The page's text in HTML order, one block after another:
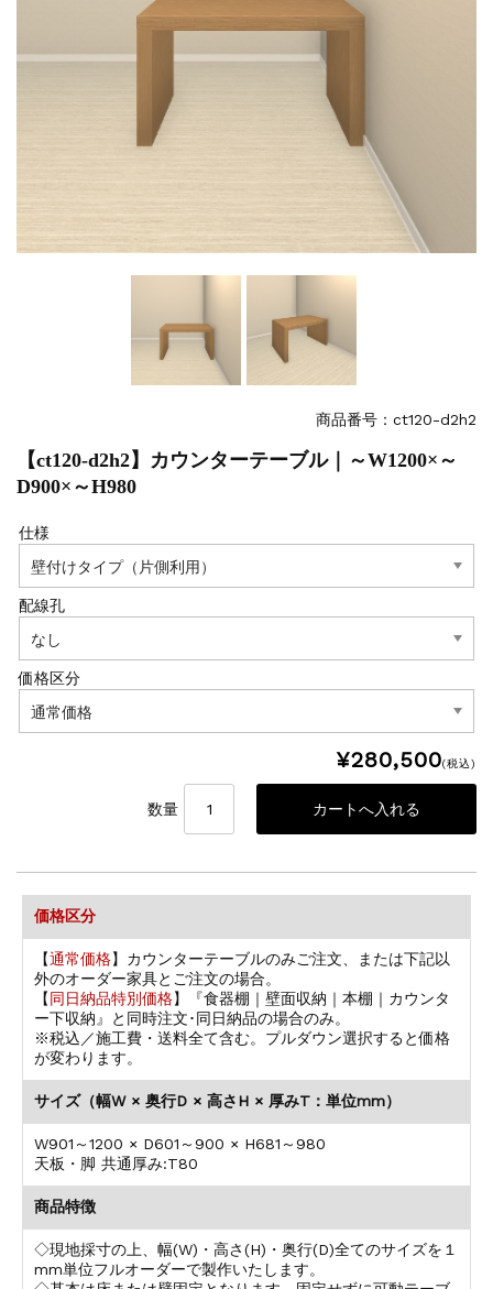
商品番号：ct120-d2h2
【ct120-d2h2】カウンターテーブル｜～W1200×～
D900×～H980
仕様
配線孔
価格区分
¥280,500(税込)
数量
価格区分
【通常価格】カウンターテーブルのみご注文、または下記以
外のオーダー家具とご注文の場合。
【同日納品特別価格】『食器棚｜壁面収納｜本棚｜カウンタ
ー下収納』と同時注文･同日納品の場合のみ。
※税込／施工費・送料全て含む。プルダウン選択すると価格
が変わります。
サイズ（幅W × 奥行D × 高さH × 厚みT：単位mm）
W901～1200 × D601～900 × H681～980
天板・脚 共通厚み:T80
商品特徴
◇現地採寸の上、幅(W)・高さ(H)・奥行(D)全てのサイズを１
mm単位フルオーダーで製作いたします。